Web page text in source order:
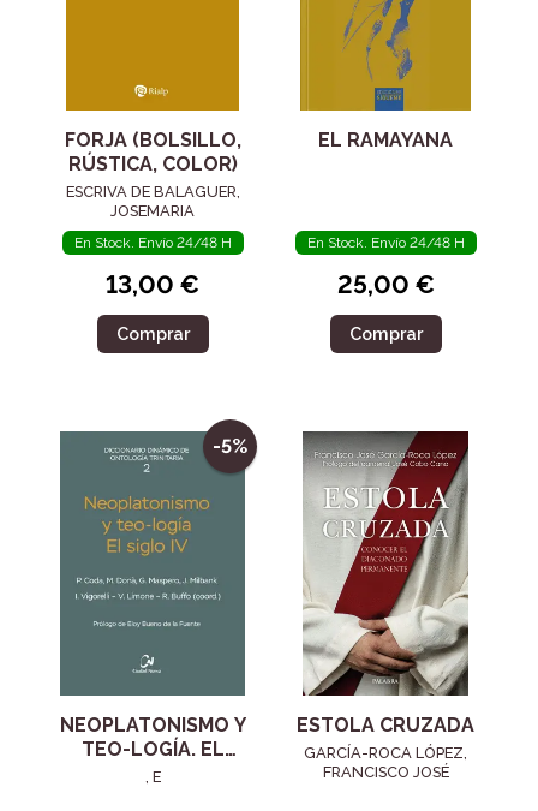
FORJA (BOLSILLO,
RÚSTICA, COLOR)
ESCRIVA DE BALAGUER,
JOSEMARIA
En Stock. Envío 24/48 H
13,00 €
Comprar
EL RAMAYANA
En Stock. Envío 24/48 H
25,00 €
Comprar
-5%
NEOPLATONISMO Y
TEO-LOGÍA. EL
SIGLO IV
, E
ESTOLA CRUZADA
GARCÍA-ROCA LÓPEZ,
FRANCISCO JOSÉ